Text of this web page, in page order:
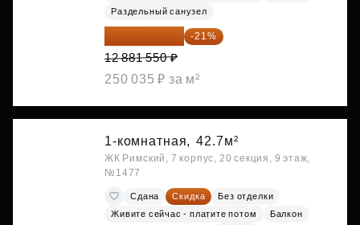
Раздельный санузел
10 176 425 ₽ -21%
12 881 550 ₽
250 035 ₽ за м²
1-комнатная, 42.7м²
ЖК Римский, 7 корпус, 20 секция, 9 этаж,
№1477
Сдана Скидка
Без отделки
Живите сейчас - платите потом
Балкон